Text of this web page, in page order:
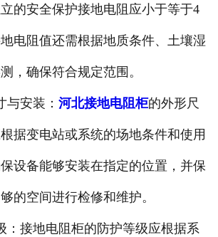
的安全保护接地电阻应小于等于4
电阻值还需根据地质条件、土壤湿
，确保符合规定范围。
安装： 河北接地电阻柜的外形尺
据变电站或系统的场地条件和使用
设备能够安装在指定的位置，并保
的空间进行检修和维护。
接地电阻柜的防护等级应根据系